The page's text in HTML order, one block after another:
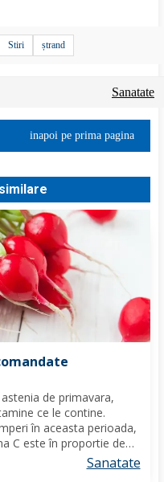
Stiri ștrand
Sanatate
inapoi pe prima pagina
de primavara,
ce le contine.
în aceasta perioada,
C este în proportie de
magneziu si multe
Sanatate